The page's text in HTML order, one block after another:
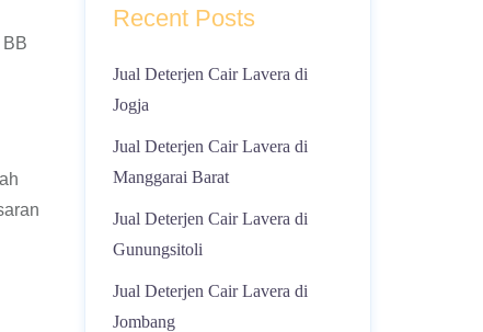
Recent Posts
Jual Deterjen Cair Lavera di
Jogja
Jual Deterjen Cair Lavera di
Manggarai Barat
Jual Deterjen Cair Lavera di
Gunungsitoli
Jual Deterjen Cair Lavera di
Jombang